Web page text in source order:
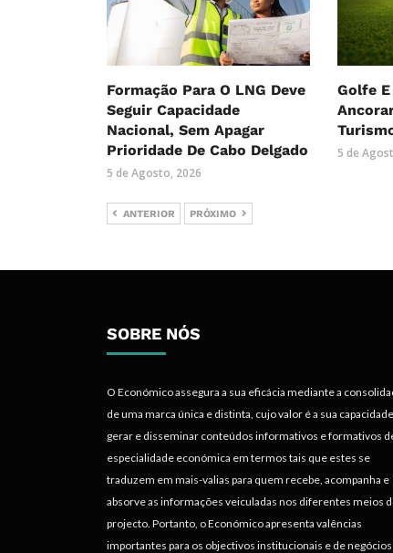
Formação Para O LNG Deve
Seguir Capacidade
Nacional, Sem Apagar
Prioridade De Cabo Delgado
5 de Agosto, 2026
Golfe
5 de
ANTERIOR PRÓXIMO
SOBRE NÓS
O Económico assegura a sua eficácia mediante a
de uma marca única e distinta, cujo valor é a sua
gerar e disseminar conteúdos informativos e formativos
especialidade económica em termos tais que estes se
traduzem em mais-valias para quem recebe, acompanha e
absorve as informações veiculadas nos diferentes meios
projecto. Portanto, o Económico apresenta valências
importantes para os objectivos institucionais e de negócios